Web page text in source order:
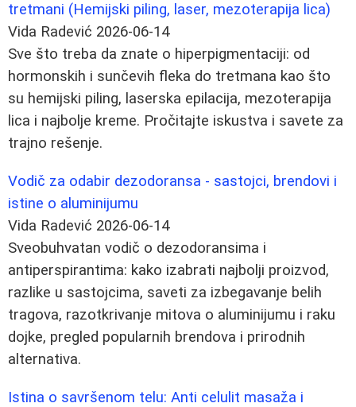
tretmani (Hemijski piling, laser, mezoterapija lica)
Vida Radević 2026-06-14
Sve što treba da znate o hiperpigmentaciji: od
hormonskih i sunčevih fleka do tretmana kao što
su hemijski piling, laserska epilacija, mezoterapija
lica i najbolje kreme. Pročitajte iskustva i savete za
trajno rešenje.
Vodič za odabir dezodoransa - sastojci, brendovi i
istine o aluminijumu
Vida Radević 2026-06-14
Sveobuhvatan vodič o dezodoransima i
antiperspirantima: kako izabrati najbolji proizvod,
razlike u sastojcima, saveti za izbegavanje belih
tragova, razotkrivanje mitova o aluminijumu i raku
dojke, pregled popularnih brendova i prirodnih
alternativa.
Istina o savršenom telu: Anti celulit masaža i